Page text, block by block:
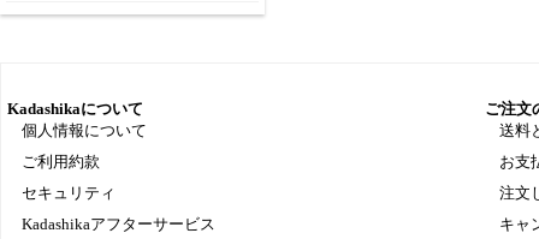
Kadashikaについて
個人情報について
ご利用約款
セキュリティ
Kadashikaアフターサービス
ご注文
送料
お支
注文
キャ